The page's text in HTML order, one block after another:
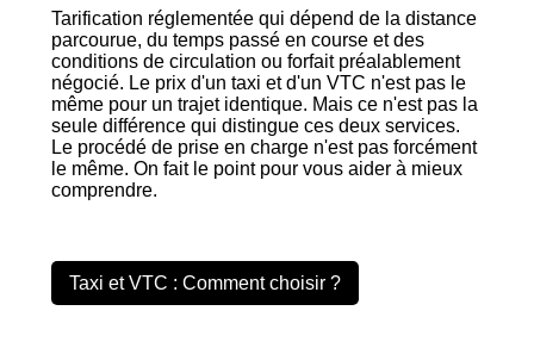
Tarification réglementée qui dépend de la distance
parcourue, du temps passé en course et des
conditions de circulation ou forfait préalablement
négocié. Le prix d'un taxi et d'un VTC n'est pas le
même pour un trajet identique. Mais ce n'est pas la
seule différence qui distingue ces deux services.
Le procédé de prise en charge n'est pas forcément
le même. On fait le point pour vous aider à mieux
comprendre.
Taxi et VTC : Comment choisir ?